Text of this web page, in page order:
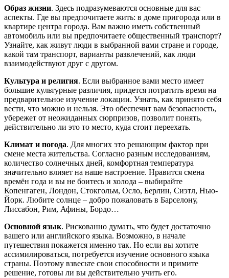
Образ жизни. Здесь подразумеваются основные для вас
аспекты. Где вы предпочитаете жить: в доме пригорода или в
квартире центра города. Вам важно иметь собственный
автомобиль или вы предпочитаете общественный транспорт?
Узнайте, как живут люди в выбранной вами стране и городе,
какой там транспорт, варианты развлечений, как люди
взаимодействуют друг с другом.
Культура и религия. Если выбранное вами место имеет
большие культурные различия, придется потратить время на
предварительное изучение локации. Узнать, как принято себя
вести, что можно и нельзя. Это обеспечит вам безопасность,
убережет от неожиданных сюрпризов, позволит понять,
действительно ли это то место, куда стоит переехать.
Климат и погода. Для многих это решающим фактор при
смене места жительства. Согласно разным исследованиям,
количество солнечных дней, комфортная температура
значительно влияет на наше настроение. Нравится смена
времён года и вы не боитесь и холода – выбирайте
Копенгаген, Лондон, Стокгольм, Осло, Берлин, Сиэтл, Нью-
Йорк. Любите солнце – добро пожаловать в Барселону,
Лиссабон, Рим, Афины, Бордо…
Основной язык. Рискованно думать, что будет достаточно
вашего или английского языка. Возможно, в начале
путешествия покажется именно так. Но если вы хотите
ассимилироваться, потребуется изучение основного языка
страны. Поэтому взвесьте свои способности и примите
решение, готовы ли вы действительно учить его.